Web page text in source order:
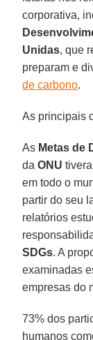
corporativa,
Unidas, que
preparam e
de carbono.
As principais
As Metas de
daONU
em todo o
partir do seu
relatórios
SDGs. A
examinadas
empresas do
73% dos
humanos